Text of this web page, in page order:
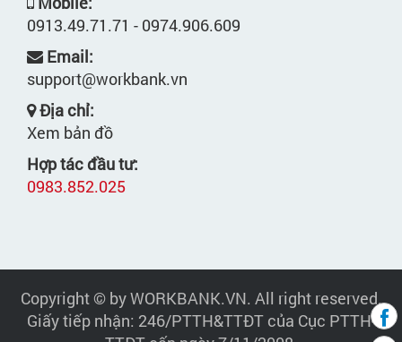
0913.49.71.71 - 0974.906.609
Email:
support@workbank.vn
Địa chỉ:
Xem bản đồ
Hợp tác đầu tư:
0983.852.025
Copyright © by WORKBANK.VN. All right reserved.
Giấy tiếp nhận: 246/PTTH&TTĐT của Cục PTTH-